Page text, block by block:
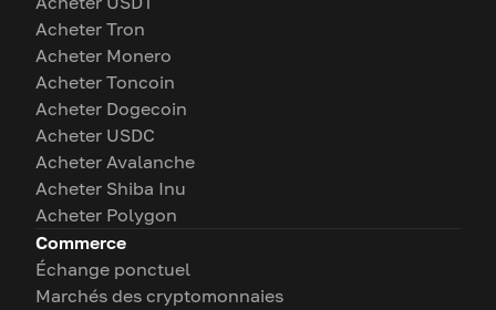
Acheter Tron
Acheter Monero
Acheter Toncoin
Acheter Dogecoin
Acheter USDC
Acheter Avalanche
Acheter Shiba Inu
Acheter Polygon
Commerce
Échange ponctuel
Marchés des cryptomonnaies